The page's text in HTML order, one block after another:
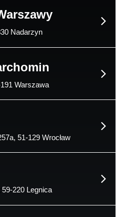
Nadarzyn
Warszawa
51-129 Wrocław
220 Legnica